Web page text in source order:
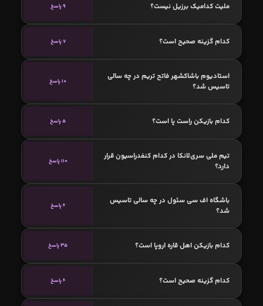
ملیت کدامیک برزیل نیست؟ 9 پاسخ
کدام گزینه صحیح است؟ 7 پاسخ
استادیوم باشاکشهر فاتح تریم در چه سالی
تاسیس شد؟
10 پاسخ
کدام بازیکن راست پا است؟ 5 پاسخ
تیم ملی سری‌لانکا در کدام کنفدراسیون قرار
دارد؟
110 پاسخ
باشگاه اف سی سئول در چه سالی تاسیس
شد؟
6 پاسخ
کدام بازیکن اهل قاره اروپا است؟ 35 پاسخ
کدام گزینه صحیح است؟ 6 پاسخ